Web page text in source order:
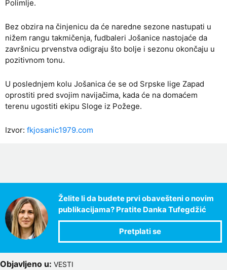
Polimlje.
Bez obzira na činjenicu da će naredne sezone nastupati u
nižem rangu takmičenja, fudbaleri Jošanice nastojaće da
završnicu prvenstva odigraju što bolje i sezonu okončaju u
pozitivnom tonu.
U poslednjem kolu Jošanica će se od Srpske lige Zapad
oprostiti pred svojim navijačima, kada će na domaćem
terenu ugostiti ekipu Sloge iz Požege.
Izvor: fkjosanic1979.com
Želite li da budete prvi obavešteni o novim
publikacijama? Pratite Danka Tufegdžić
Objavljeno u: VESTI